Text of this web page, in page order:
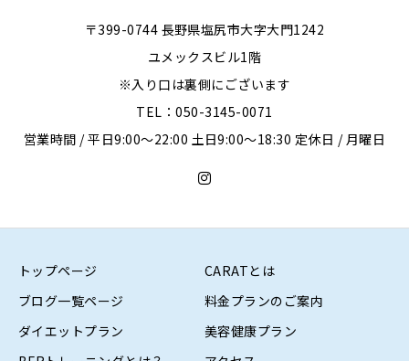
〒399-0744 長野県塩尻市大字大門1242
ユメックスビル1階
※入り口は裏側にございます
TEL：050-3145-0071
営業時間 / 平日9:00〜22:00 土日9:00〜18:30 定休日 / 月曜日
トップページ
CARATとは
ブログ一覧ページ
料金プランのご案内
ダイエットプラン
美容健康プラン